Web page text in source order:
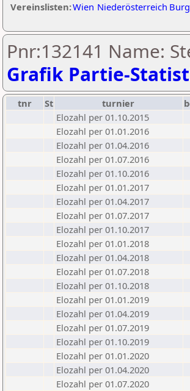
Vereinslisten:Wien Niederösterreich
Pnr:132141 Name:
Grafik Partie-
tnr St turnier
Elozahl per 01.10.2015
Elozahl per 01.01.2016
Elozahl per 01.04.2016
Elozahl per 01.07.2016
Elozahl per 01.10.2016
Elozahl per 01.01.2017
Elozahl per 01.04.2017
Elozahl per 01.07.2017
Elozahl per 01.10.2017
Elozahl per 01.01.2018
Elozahl per 01.04.2018
Elozahl per 01.07.2018
Elozahl per 01.10.2018
Elozahl per 01.01.2019
Elozahl per 01.04.2019
Elozahl per 01.07.2019
Elozahl per 01.10.2019
Elozahl per 01.01.2020
Elozahl per 01.04.2020
Elozahl per 01.07.2020